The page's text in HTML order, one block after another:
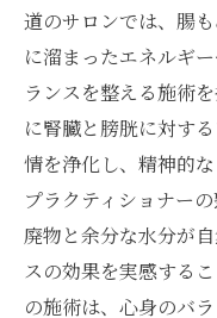
道のサロンでは、腸
に溜まったエネルギ
ランスを整える施術
に腎臓と膀胱に対す
情を浄化し、精神的
プラクティショナー
廃物と余分な水分が
スの効果を実感する
の施術は、心身のバ